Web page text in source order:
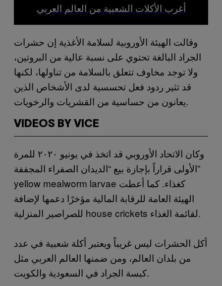
أغرب الأكلات الشعبية من العالم العربي
وقالت الهيئة الأوروبية لسلامة الأغذية إن حشرات
الجراد البالغة تحتوي على نسبة عالية من البروتين،
ولا توجد مخاوف تتعلق بالسلامة من تناولها، لكنها
قد تثير ردود فعل تحسسية لدى الأشخاص الذين
يعانون من حساسية من القشريات والرخويات.
VIDEOS BY VICE
وكان الاتحاد الأوروبي قد اتخذ في يونيو ٢٠٢٠ للمرة
الأولى قراراً بإجازة بيع “الديدان الصفراء المجففة”
yellow mealworm larvae كغذاء. كما أعطت
الهيئة العامة للرقابة المالية مؤخرًا دعمها لإضافة
للصراصير المنزلية house crickets لقائمة الغذاء.
أكل الحشرات ليس غريباً ويعتبر أكلة شعبية في عدد
من بلدان العالم، ومن ضمنها العالم العربي مثل
كبسة الجراد في السعودية والكويت.